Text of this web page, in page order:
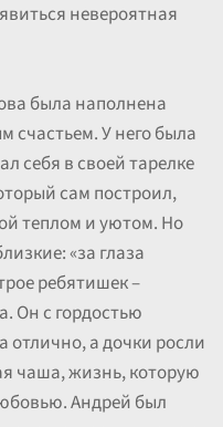
невероятная
была наполнена
счастьем. У него была
себя в своей тарелке
сам построил,
теплом и уютом. Но
«за глаза
ребятишек –
Он с гордостью
отлично, а дочки росли
чаша, жизнь, которую
Андрей был